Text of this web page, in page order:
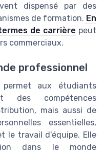
dispensé par des
de formation. En
de carrière peut
commerciaux.
professionnel
aux étudiants
des compétences
mais aussi de
essentielles,
le travail d'équipe. Elle
dans le monde